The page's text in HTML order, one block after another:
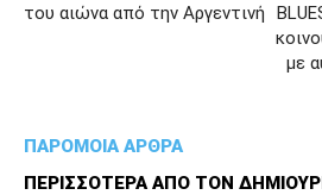
του αιώνα από την Αργεντινή
με
ΠΑΡΟΜΟΙΑ ΑΡΘΡΑ
ΠΕΡΙΣΣΟΤΕΡΑ ΑΠΟ ΤΟΝ